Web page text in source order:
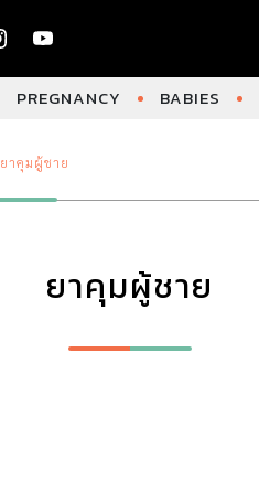
PREGNANCY BABIES
ยาคุมผู้ชาย
ยาคุมผู้ชาย